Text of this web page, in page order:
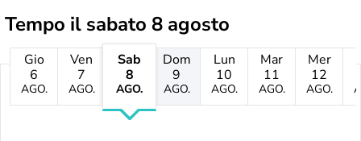
Tempo il sabato 8 agosto
Gio
6
AGO.
Ven
7
AGO.
Sab
8
AGO.
Dom
9
AGO.
Lun
10
AGO.
Mar
11
AGO.
Mer
12
AGO.